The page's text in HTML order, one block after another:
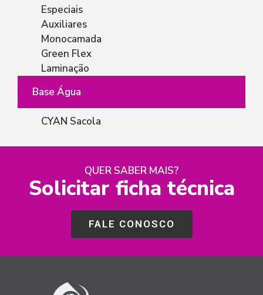
Especiais
Auxiliares
Monocamada
Green Flex
Laminação
Base Água
CYAN Sacola
QUER SABER MAIS?
Solicitar ficha técnica
FALE CONOSCO